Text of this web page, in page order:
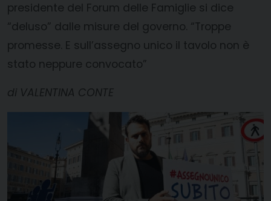
presidente del Forum delle Famiglie si dice
“deluso” dalle misure del governo. “Troppe
promesse. E sull’assegno unico il tavolo non è
stato neppure convocato”
di VALENTINA CONTE